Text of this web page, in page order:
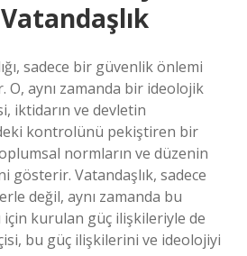
sadece bir güvenlik önlemi
O, aynı zamanda bir ideolojik
iktidarın ve devletin
kontrolünü pekiştiren bir
normların ve düzenin
gösterir. Vatandaşlık, sadece
değil, aynı zamanda bu
için kurulan güç ilişkileriyle de
bu güç ilişkilerini ve ideolojiyi